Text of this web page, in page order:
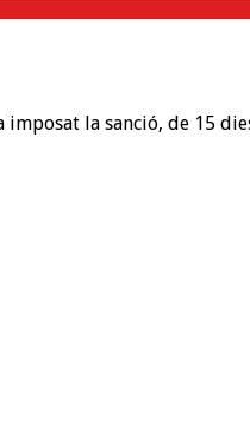
la sanció, de 15